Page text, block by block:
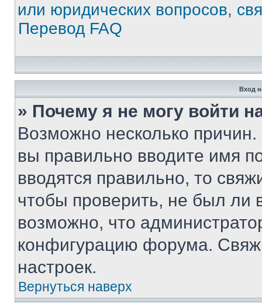
или юридических вопросов,
Перевод FAQ
Вход
» Почему я не могу войти
Возможно несколько
вы правильно вводите имя
вводятся правильно, то
чтобы проверить, не был ли
возможно, что
конфигурацию форума.
настроек.
Вернуться наверх